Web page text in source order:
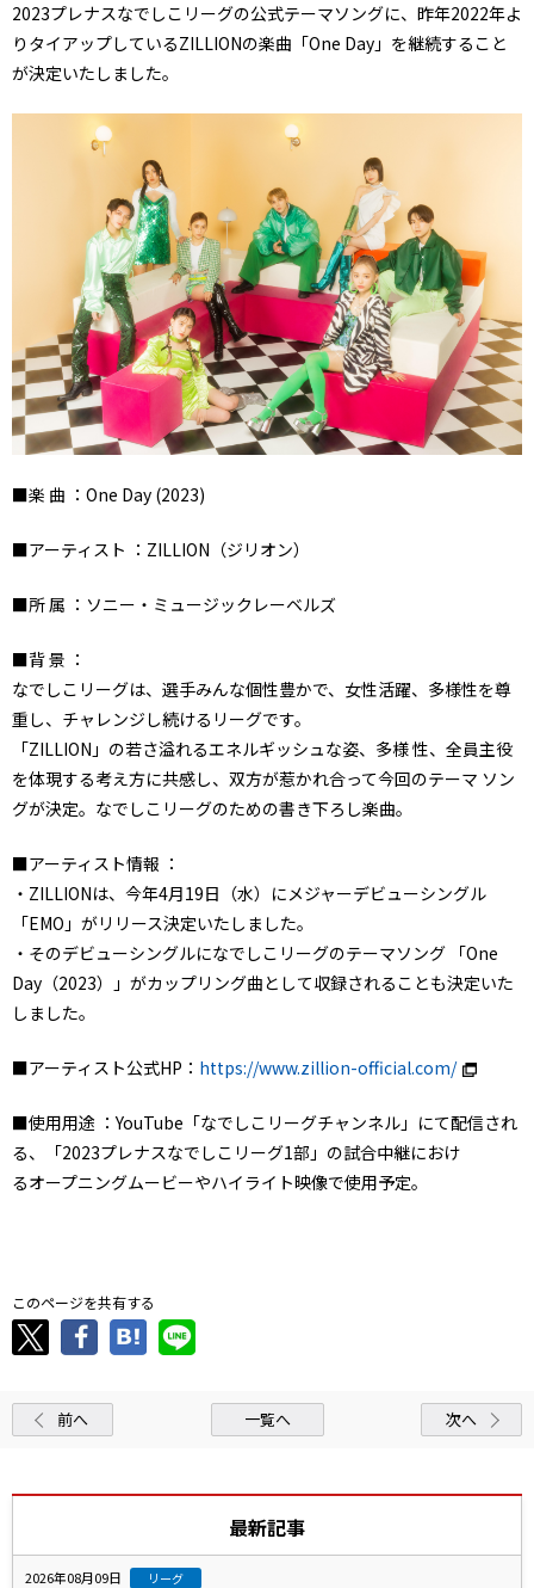
2023プレナスなでしこリーグの公式テーマソングに、昨年2022年よ
りタイアップしているZILLIONの楽曲「One Day」を継続すること
が決定いたしました。
■楽 曲 ：One Day (2023)
■アーティスト ：ZILLION（ジリオン）
■所 属 ：ソニー・ミュージックレーベルズ
■背 景 ：
なでしこリーグは、選手みんな個性豊かで、女性活躍、多様性を尊
重し、チャレンジし続けるリーグです。
「ZILLION」の若さ溢れるエネルギッシュな姿、多様 性、全員主役
を体現する考え方に共感し、双方が惹かれ合って今回のテーマ ソン
グが決定。なでしこリーグのための書き下ろし楽曲。
■アーティスト情報 ：
・ZILLIONは、今年4月19日（水）にメジャーデビューシングル
「EMO」がリリース決定いたしました。
・そのデビューシングルになでしこリーグのテーマソング 「One
Day（2023）」がカップリング曲として収録されることも決定いた
しました。
■アーティスト公式HP： https://www.zillion-official.com/
■使用用途 ：YouTube「なでしこリーグチャンネル」にて配信され
る、「2023プレナスなでしこリーグ1部」の試合中継におけ
るオープニングムービーやハイライト映像で使用予定。
このページを共有する
前へ 一覧へ 次へ
最新記事
2026年08月09日 リーグ